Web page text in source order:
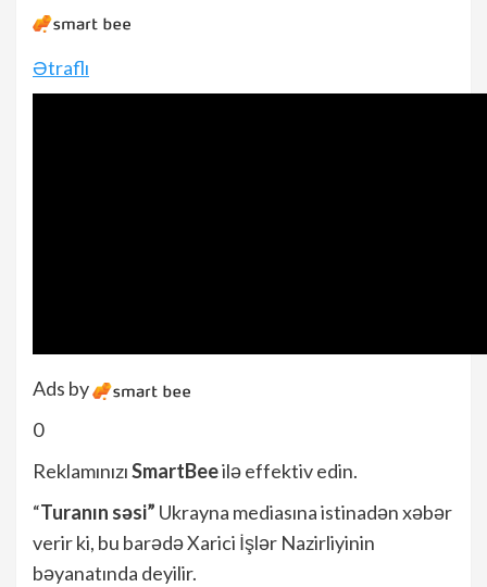
Ətraflı
Ads by
0
ReklamınızıSmartBeeilə effektiv edin.
“Turanın səsi” Ukrayna mediasına istinadən xəbər
verir ki, bu barədə Xarici İşlər Nazirliyinin
bəyanatında deyilir.